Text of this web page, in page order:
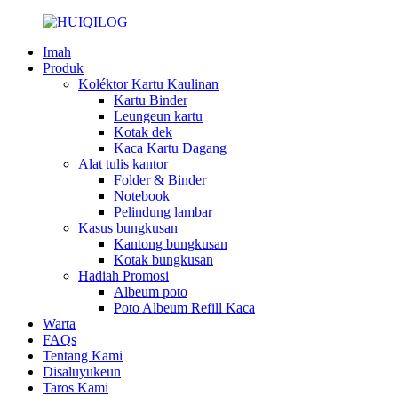
Imah
Produk
Koléktor Kartu Kaulinan
Kartu Binder
Leungeun kartu
Kotak dek
Kaca Kartu Dagang
Alat tulis kantor
Folder & Binder
Notebook
Pelindung lambar
Kasus bungkusan
Kantong bungkusan
Kotak bungkusan
Hadiah Promosi
Albeum poto
Poto Albeum Refill Kaca
Warta
FAQs
Tentang Kami
Disaluyukeun
Taros Kami